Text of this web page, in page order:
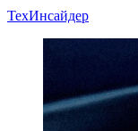
ТехИнсайдер